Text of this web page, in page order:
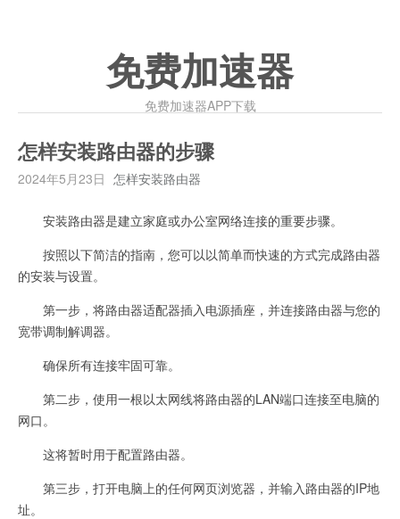
免费加速器
免费加速器APP下载
怎样安装路由器的步骤
2024年5月23日 怎样安装路由器
安装路由器是建立家庭或办公室网络连接的重要步骤。
按照以下简洁的指南，您可以以简单而快速的方式完成路由器
的安装与设置。
第一步，将路由器适配器插入电源插座，并连接路由器与您的
宽带调制解调器。
确保所有连接牢固可靠。
第二步，使用一根以太网线将路由器的LAN端口连接至电脑的
网口。
这将暂时用于配置路由器。
第三步，打开电脑上的任何网页浏览器，并输入路由器的IP地
址。